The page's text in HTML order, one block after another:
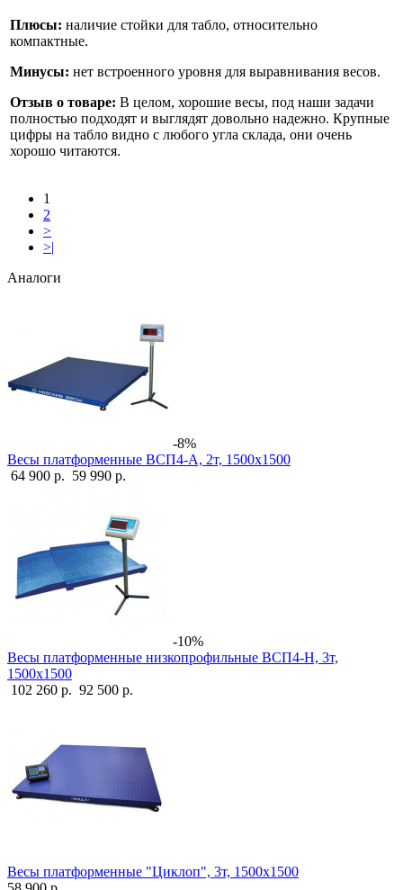
Плюсы: наличие стойки для табло, относительно
компактные.
Минусы: нет встроенного уровня для выравнивания весов.
Отзыв о товаре: В целом, хорошие весы, под наши задачи
полностью подходят и выглядят довольно надежно. Крупные
цифры на табло видно с любого угла склада, они очень
хорошо читаются.
1
2
>
>|
Аналоги
-8%
Весы платформенные ВСП4-А, 2т, 1500х1500
64 900 р. 59 990 р.
-10%
Весы платформенные низкопрофильные ВСП4-Н, 3т,
1500х1500
102 260 р. 92 500 р.
Весы платформенные "Циклоп", 3т, 1500х1500